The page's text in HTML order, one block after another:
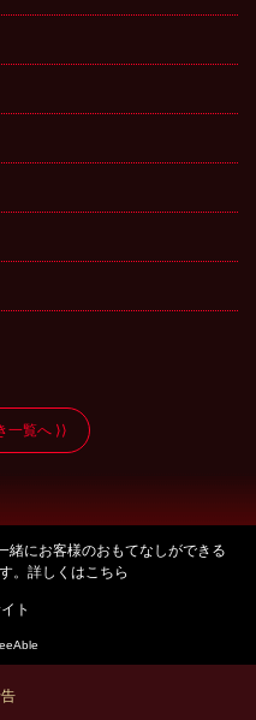
一覧へ
緒にお客様のおもてなしができる
。詳しくはこちら
ト